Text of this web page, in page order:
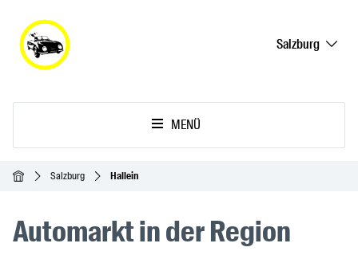
Salzburg
MENÜ
StartseiteSalzburg Hallein
Automarkt in der Region